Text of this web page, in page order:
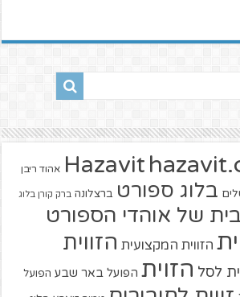
Hazavit אהוד ריבן
בלוג ספורט ברצלונה ברק קורן בלוג
של אוהדי הספורט
הזווית המקצועית הזווית
לסל הזוית הפועל באר שבע הפועל